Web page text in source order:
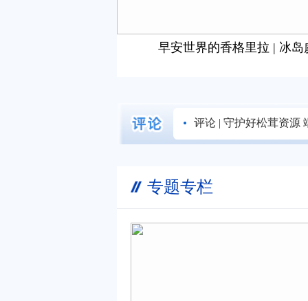
早安世界的香格里拉 | 冰
评论 | 守护好松茸资源
专题专栏